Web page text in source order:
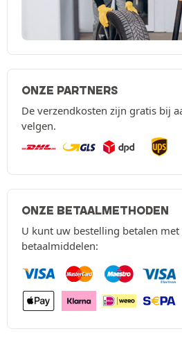
ONZE PARTNERS
De verzendkosten zijn gratis bij
velgen.
ONZE BETAALMETHODEN
U kunt uw bestelling betalen
betaalmiddelen: